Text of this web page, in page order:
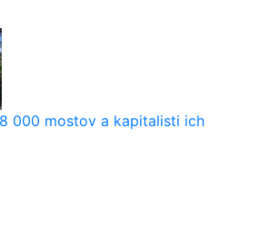
000 mostov a kapitalisti ich